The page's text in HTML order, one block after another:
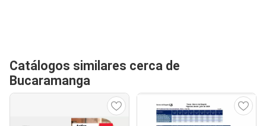
Catálogos similares cerca de
Bucaramanga